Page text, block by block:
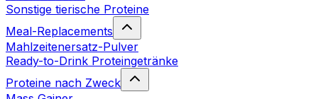
Sonstige tierische Proteine
Meal-Replacements
Mahlzeitenersatz-Pulver
Ready-to-Drink Proteingetränke
Proteine nach Zweck